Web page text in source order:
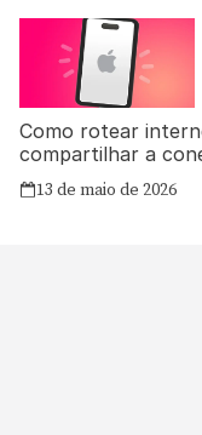
Como rotear
compartilhar a
13 de maio de 2026